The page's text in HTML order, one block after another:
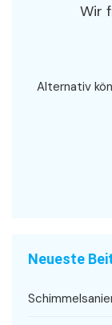
Wir
Alternativ
Neueste